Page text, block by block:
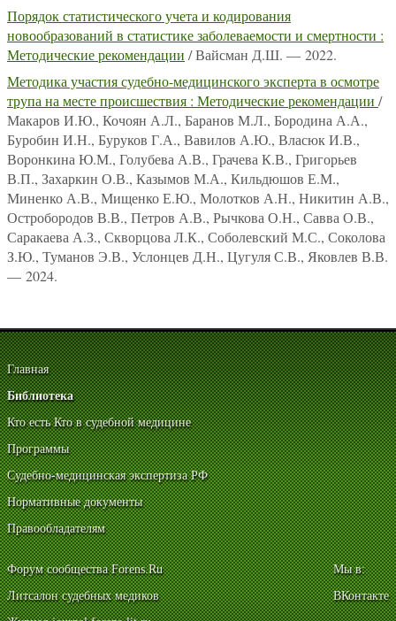
Порядок статистического учета и кодирования
новообразований в статистике заболеваемости и смертности :
Методические рекомендации / Вайсман Д.Ш. — 2022.
Методика участия судебно-медицинского эксперта в осмотре
трупа на месте происшествия : Методические рекомендации /
Макаров И.Ю., Кочоян А.Л., Баранов М.Л., Бородина А.А.,
Буробин И.Н., Буруков Г.А., Вавилов А.Ю., Власюк И.В.,
Воронкина Ю.М., Голубева А.В., Грачева К.В., Григорьев
В.П., Захаркин О.В., Казымов М.А., Кильдюшов Е.М.,
Миненко А.В., Мищенко Е.Ю., Молотков А.Н., Никитин А.В.,
Остробородов В.В., Петров А.В., Рычкова О.Н., Савва О.В.,
Саракаева А.З., Скворцова Л.К., Соболевский М.С., Соколова
З.Ю., Туманов Э.В., Услонцев Д.Н., Цугуля С.В., Яковлев В.В.
— 2024.
Главная
Библиотека
Кто есть Кто в судебной медицине
Программы
Судебно-медицинская экспертиза РФ
Нормативные документы
Правообладателям
Форум сообщества Forens.Ru
Литсалон судебных медиков
Мы в:
ВКонтакте